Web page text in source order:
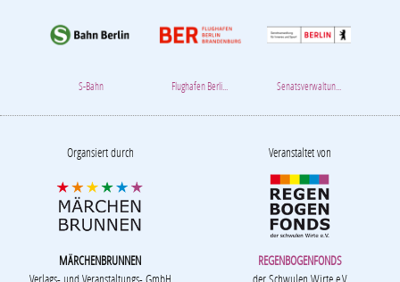
S-Bahn Flughafen Berli... Senatsverwaltun...
Organsiert durch
MÄRCHENBRUNNEN
Verlags- und Veranstaltungs- GmbH
Veranstaltet von
REGENBOGENFONDS
der Schwulen Wirte e.V.